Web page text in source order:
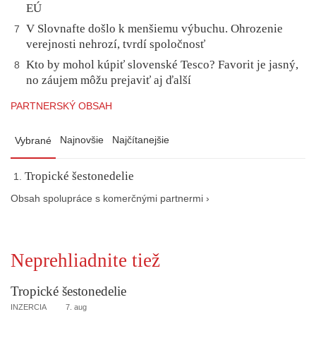
EÚ
7
V Slovnafte došlo k menšiemu výbuchu. Ohrozenie
verejnosti nehrozí, tvrdí spoločnosť
8
Kto by mohol kúpiť slovenské Tesco? Favorit je jasný,
no záujem môžu prejaviť aj ďalší
PARTNERSKÝ OBSAH
Vybrané Najnovšie Najčítanejšie
Tropické šestonedelie
Obsah spolupráce s komerčnými partnermi ›
Neprehliadnite tiež
Tropické šestonedelie
INZERCIA 7. aug